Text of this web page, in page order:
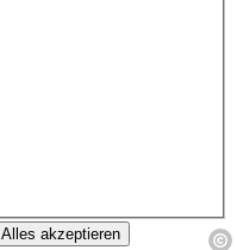
Alles akzeptieren